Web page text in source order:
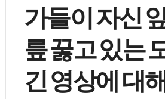
가들이 자신
릎 꿇고 있는
긴 영상에 대